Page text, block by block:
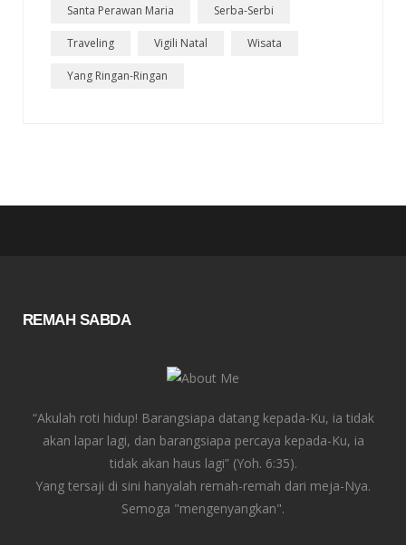
Santa Perawan Maria Serba-Serbi
Traveling Vigili Natal Wisata
Yang Ringan-Ringan
REMAH SABDA
“Akulah roti hidup! Barangsiapa datang kepada-Ku, ia tidak
akan lapar lagi, dan barangsiapa percaya kepada-Ku, ia
tidak akan haus lagi” (Yoh. 6:35).
Yang tersaji di sini hanyalah remah-remah dari meja-Nya.
Semoga "mengenyangkan".